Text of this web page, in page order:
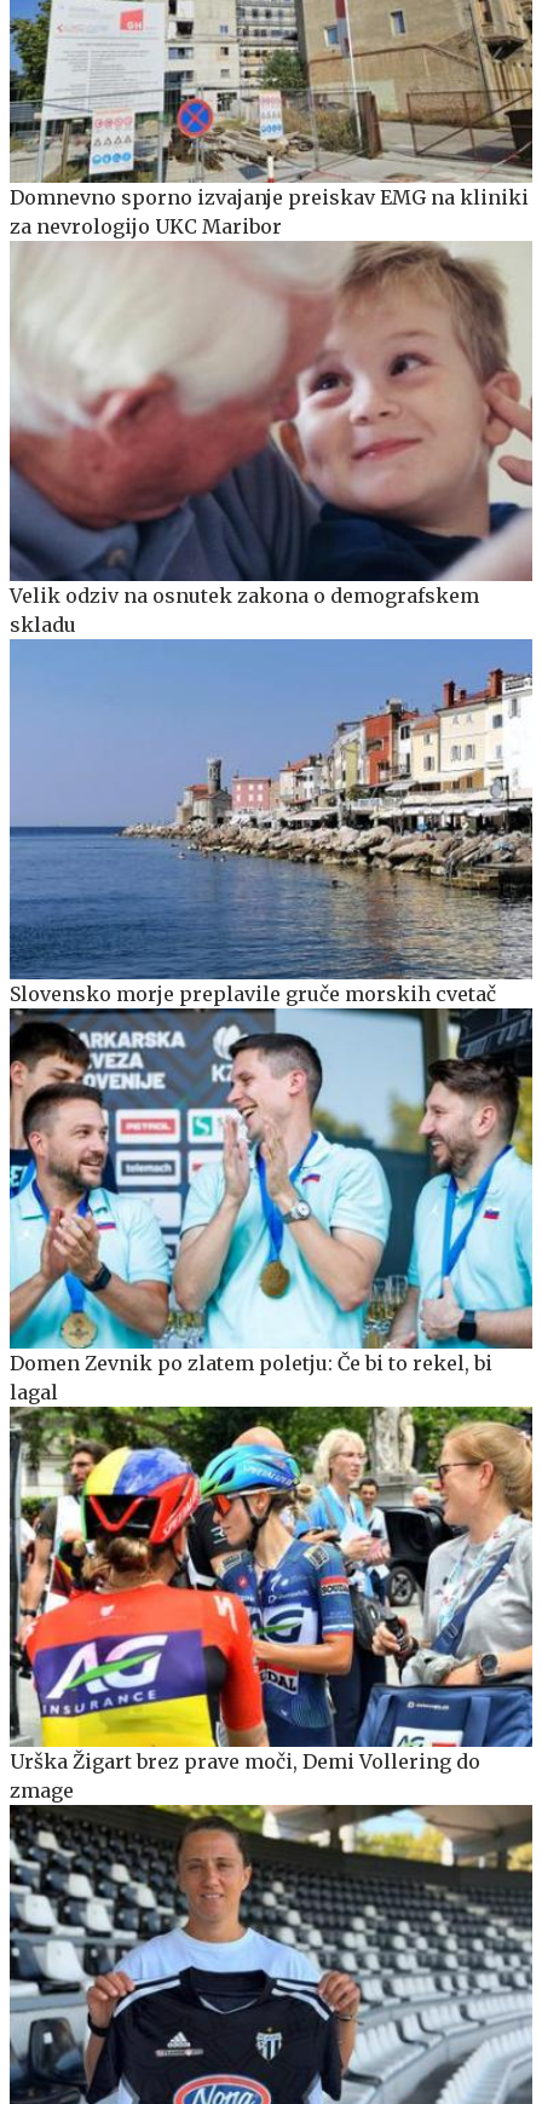
Domnevno sporno izvajanje preiskav EMG na kliniki
za nevrologijo UKC Maribor
Velik odziv na osnutek zakona o demografskem
skladu
Slovensko morje preplavile gruče morskih cvetač
Domen Zevnik po zlatem poletju: Če bi to rekel, bi
lagal
Urška Žigart brez prave moči, Demi Vollering do
zmage